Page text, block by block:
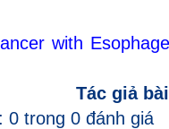
with
Tác giả
0 trong 0 đánh giá